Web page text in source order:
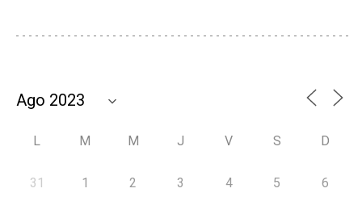
L M M J V S D
31 1 2 3 4 5 6